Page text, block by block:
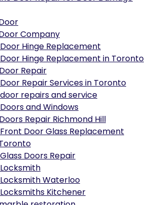
Company
Hinge Replacement
Hinge Replacement in Toronto
Repair
Repair Services in Toronto
repairs and service
and Windows
Repair Richmond Hill
Door Glass Replacement
Doors Repair
Waterloo
Kitchener